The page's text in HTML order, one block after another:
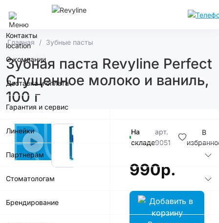
Контакты
О компании
Доставка и оплата
Гарантия и сервис
Линейки
Партнерам
Стоматологам
Брендирование
Главная Зубные пасты
Зубная паста Revyline Perfect
Сгущенное молоко и ваниль,
100 г
На
складе
арт.
9051
В
990р.